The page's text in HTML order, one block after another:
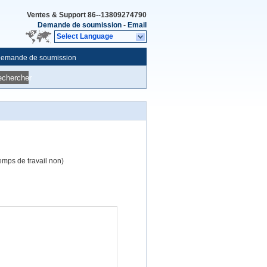
Ventes & Support 86--13809274790
Demande de soumission - Email
Select Language
de soumission
de travail non)